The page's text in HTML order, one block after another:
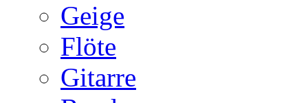
Geige
Flöte
Gitarre